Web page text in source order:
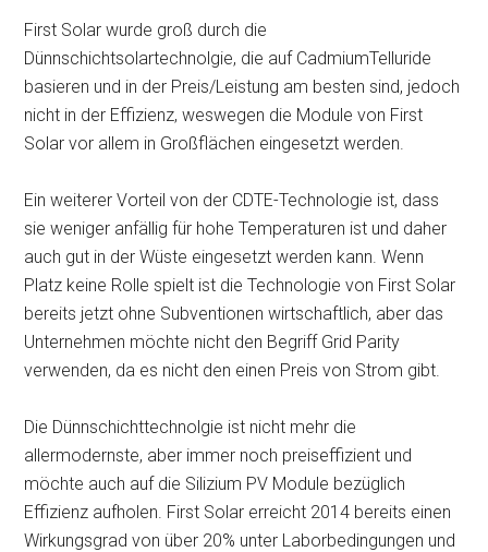
First Solar wurde groß durch die
Dünnschichtsolartechnolgie, die auf CadmiumTelluride
basieren und in der Preis/Leistung am besten sind, jedoch
nicht in der Effizienz, weswegen die Module von First
Solar vor allem in Großflächen eingesetzt werden.
Ein weiterer Vorteil von der CDTE-Technologie ist, dass
sie weniger anfällig für hohe Temperaturen ist und daher
auch gut in der Wüste eingesetzt werden kann. Wenn
Platz keine Rolle spielt ist die Technologie von First Solar
bereits jetzt ohne Subventionen wirtschaftlich, aber das
Unternehmen möchte nicht den Begriff Grid Parity
verwenden, da es nicht den einen Preis von Strom gibt.
Die Dünnschichttechnolgie ist nicht mehr die
allermodernste, aber immer noch preiseffizient und
möchte auch auf die Silizium PV Module bezüglich
Effizienz aufholen. First Solar erreicht 2014 bereits einen
Wirkungsgrad von über 20% unter Laborbedingungen und